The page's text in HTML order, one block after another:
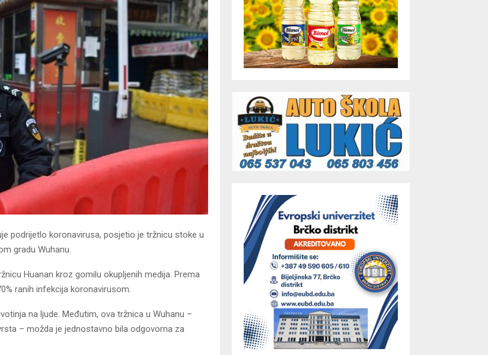
podrijetlo koronavirusa, posjetio je tržnicu stoke u
gradu Wuhanu.
Huanan kroz gomilu okupljenih medija. Prema
ranih infekcija koronavirusom.
na ljude. Međutim, ova tržnica u Wuhanu –
– možda je jednostavno bila odgovorna za